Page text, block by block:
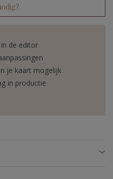
de editor
je kaart mogelijk
in productie